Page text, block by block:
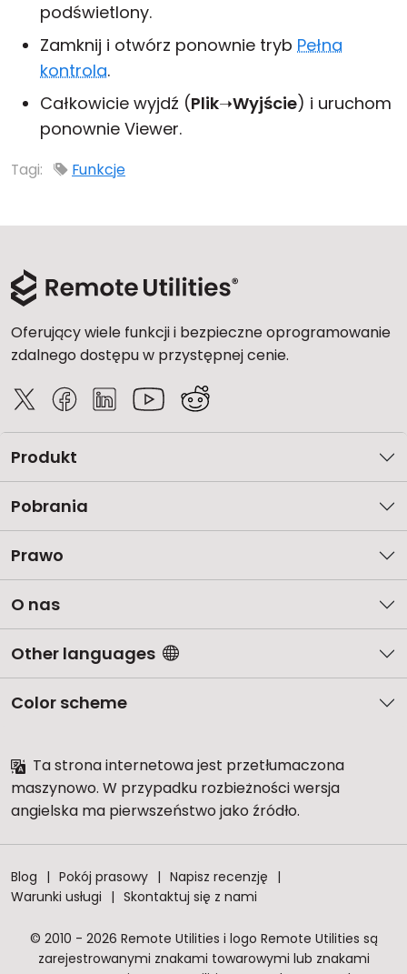
podświetlony.
Zamknij i otwórz ponownie tryb Pełna
kontrola.
Całkowicie wyjdź (Plik➝Wyjście) i uruchom
ponownie Viewer.
Tagi: Funkcje
Oferujący wiele funkcji i bezpieczne oprogramowanie
zdalnego dostępu w przystępnej cenie.
Produkt
Pobrania
Prawo
O nas
Other languages
Color scheme
Ta strona internetowa jest przetłumaczona
maszynowo. W przypadku rozbieżności wersja
angielska ma pierwszeństwo jako źródło.
Blog Pokój prasowy
Napisz recenzję
Warunki usługi
Skontaktuj się z nami
© 2010 - 2026 Remote Utilities i logo Remote Utilities są
zarejestrowanymi znakami towarowymi lub znakami